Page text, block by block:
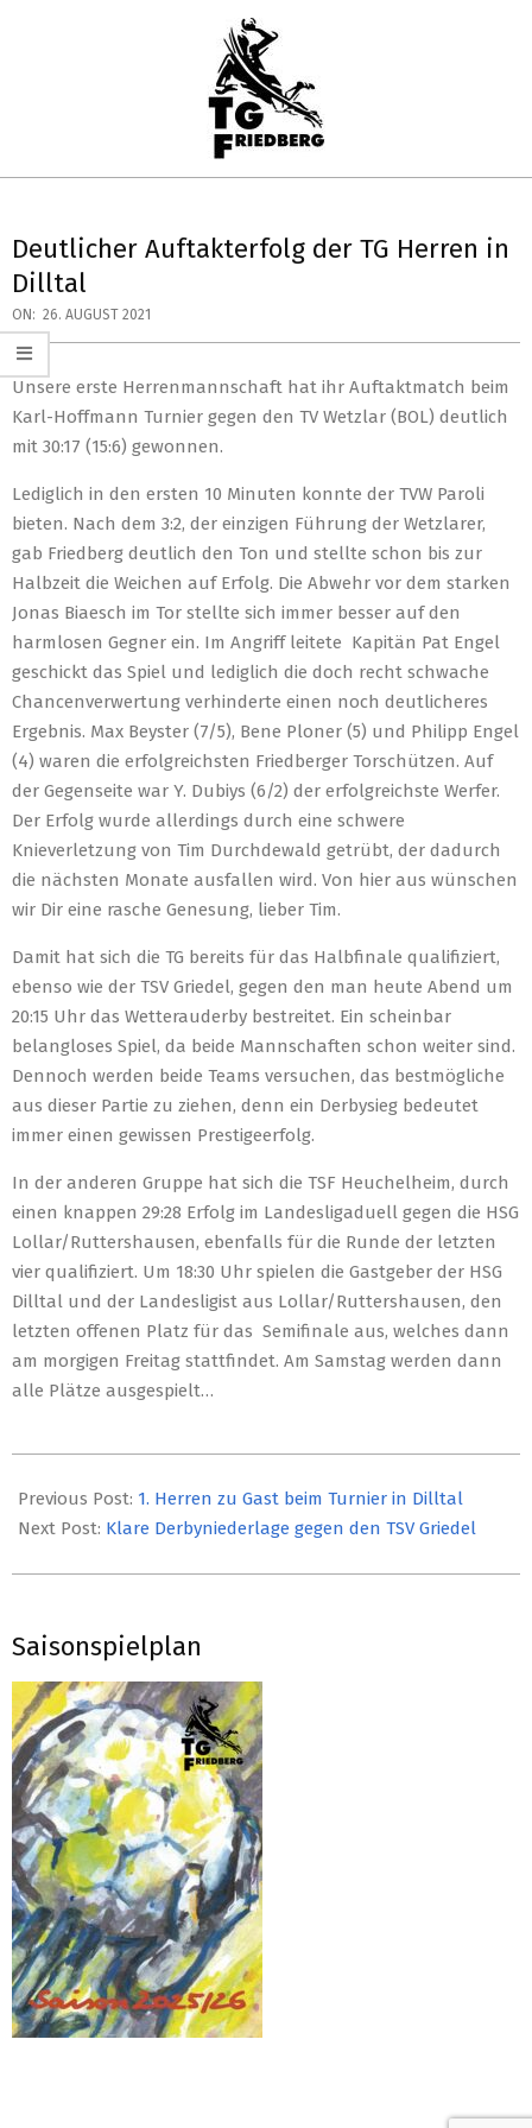
TG
HANDBALL
Menu
Deutlicher Auftakterfolg der TG Herren in
Dilltal
ON: 26. AUGUST 2021
Unsere erste Herrenmannschaft hat ihr Auftaktmatch beim
Karl-Hoffmann Turnier gegen den TV Wetzlar (BOL) deutlich
mit 30:17 (15:6) gewonnen.
Lediglich in den ersten 10 Minuten konnte der TVW Paroli
bieten. Nach dem 3:2, der einzigen Führung der Wetzlarer,
gab Friedberg deutlich den Ton und stellte schon bis zur
Halbzeit die Weichen auf Erfolg. Die Abwehr vor dem starken
Jonas Biaesch im Tor stellte sich immer besser auf den
harmlosen Gegner ein. Im Angriff leitete Kapitän Pat Engel
geschickt das Spiel und lediglich die doch recht schwache
Chancenverwertung verhinderte einen noch deutlicheres
Ergebnis. Max Beyster (7/5), Bene Ploner (5) und Philipp Engel
(4) waren die erfolgreichsten Friedberger Torschützen. Auf
der Gegenseite war Y. Dubiys (6/2) der erfolgreichste Werfer.
Der Erfolg wurde allerdings durch eine schwere
Knieverletzung von Tim Durchdewald getrübt, der dadurch
die nächsten Monate ausfallen wird. Von hier aus wünschen
wir Dir eine rasche Genesung, lieber Tim.
Damit hat sich die TG bereits für das Halbfinale qualifiziert,
ebenso wie der TSV Griedel, gegen den man heute Abend um
20:15 Uhr das Wetterauderby bestreitet. Ein scheinbar
belangloses Spiel, da beide Mannschaften schon weiter sind.
Dennoch werden beide Teams versuchen, das bestmögliche
aus dieser Partie zu ziehen, denn ein Derbysieg bedeutet
immer einen gewissen Prestigeerfolg.
In der anderen Gruppe hat sich die TSF Heuchelheim, durch
einen knappen 29:28 Erfolg im Landesligaduell gegen die HSG
Lollar/Ruttershausen, ebenfalls für die Runde der letzten
vier qualifiziert. Um 18:30 Uhr spielen die Gastgeber der HSG
Dilltal und der Landesligist aus Lollar/Ruttershausen, den
letzten offenen Platz für das Semifinale aus, welches dann
am morgigen Freitag stattfindet. Am Samstag werden dann
alle Plätze ausgespielt…
08-
26
Previous Post: 1. Herren zu Gast beim Turnier in Dilltal
Next Post: Klare Derbyniederlage gegen den TSV Griedel
Saisonspielplan